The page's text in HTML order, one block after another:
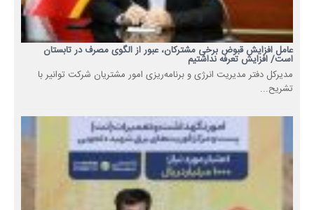
عامل افزایش قبوض برخی مشترکان، عبور از الگوی مصرف در تابستان
است/ افزایش تعرفه نداشتیم
مدیرکل دفتر مدیریت انرژی و برنامه‌ریزی امور مشتریان شرکت توانیر با
تشریح...